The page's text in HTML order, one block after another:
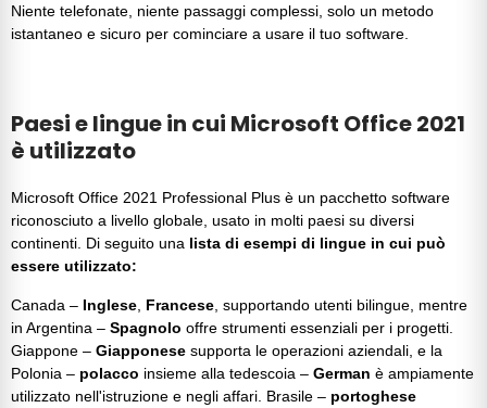
Niente telefonate, niente passaggi complessi, solo un metodo
istantaneo e sicuro per cominciare a usare il tuo software.
Paesi e lingue in cui Microsoft Office 2021
è utilizzato
Microsoft Office 2021 Professional Plus è un pacchetto software
riconosciuto a livello globale, usato in molti paesi su diversi
continenti. Di seguito una lista di esempi di lingue in cui può
essere utilizzato:
Canada – Inglese Francese , supportando utenti bilingue, mentre
in Argentina – Spagnolo offre strumenti essenziali per i progetti.
Giappone – Giapponese supporta le operazioni aziendali, e la
Polonia – polacco insieme alla tedescoia – German è ampiamente
utilizzato nell'istruzione e negli affari. Brasile – portoghese